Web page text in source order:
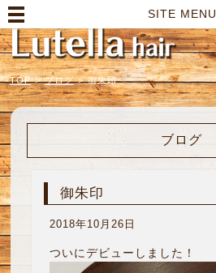
SITE MENU
TOP > ブログ > 御朱印
ブログ
御朱印
2018年10月26日
ついにデビューしました！